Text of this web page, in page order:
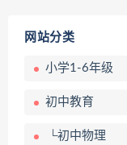
网站分类
小学1-6年级
初中教育
└初中物理